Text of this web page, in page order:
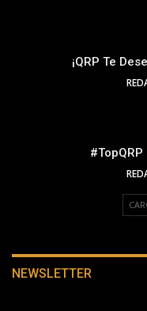
¡QRP Te
NEWSLETTER